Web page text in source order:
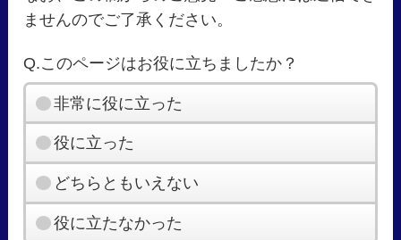
ませんのでご了承ください。
Q.このページはお役に立ちましたか？
非常に役に立った
役に立った
どちらともいえない
役に立たなかった